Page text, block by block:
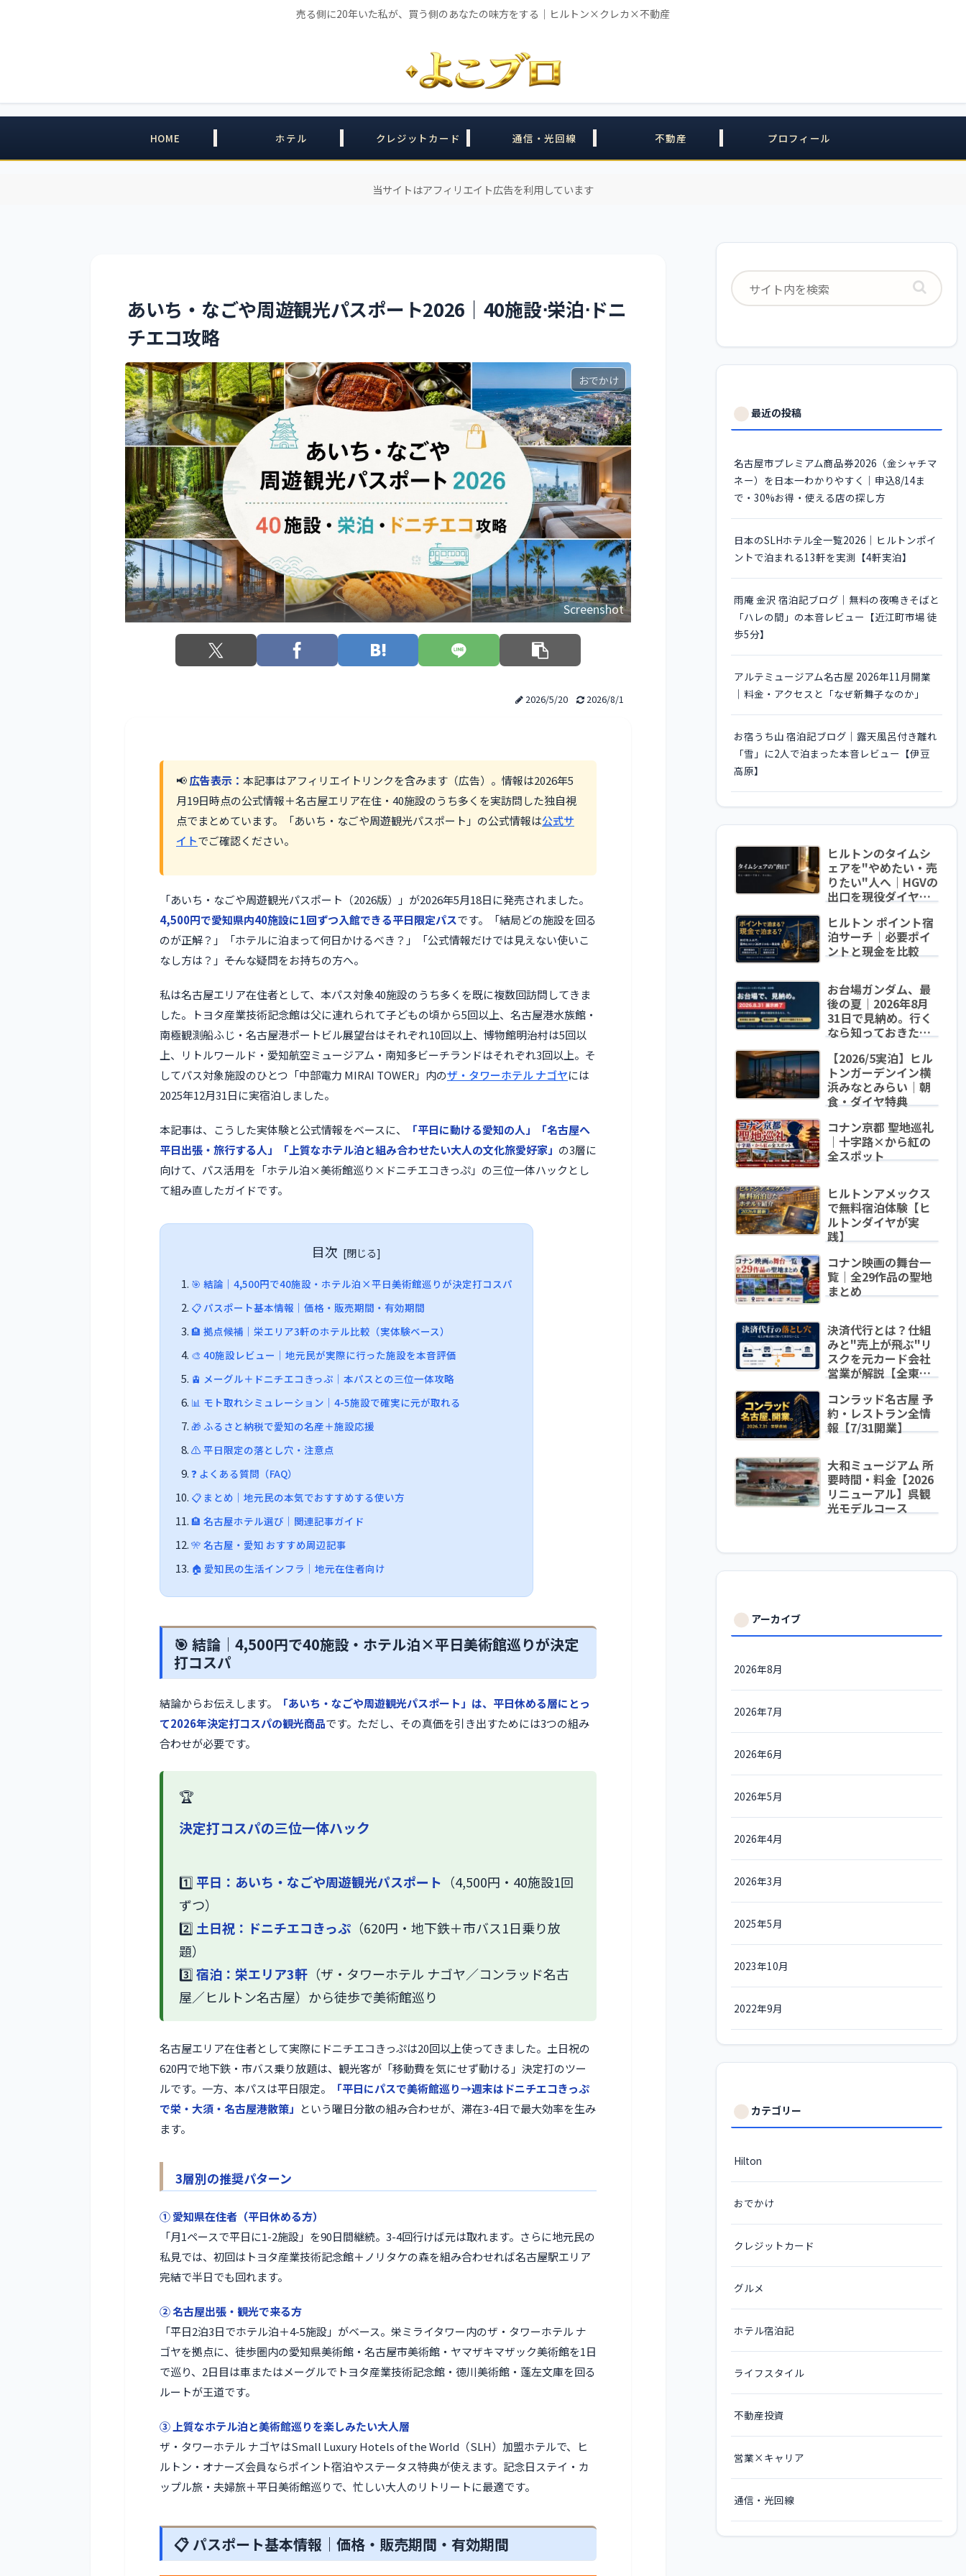
売る側に20年いた私が、買う側のあなたの味方をする｜ヒルトン×クレカ×不動産
HOME ホテル クレジットカード 通信・光回線 不動産 プロフィール
当サイトはアフィリエイト広告を利用しています
あいち・なごや周遊観光パスポート2026｜40施設⋅栄泊⋅ドニ
チエコ攻略
おでかけ
Screenshot
2026/5/20 2026/8/1
📢広告表示： 本記事はアフィリエイトリンクを含みます（広告）。情報は2026年5
月19日時点の公式情報＋名古屋エリア在住・40施設のうち多くを実訪問した独自視
点でまとめています。「あいち・なごや周遊観光パスポート」の公式情報は公式サ
イトでご確認ください。
「あいち・なごや周遊観光パスポート（2026版）」が2026年5月18日に発売されました。
4,500円で愛知県内40施設に1回ずつ入館できる平日限定パスです。「結局どの施設を回る
のが正解？」「ホテルに泊まって何日かけるべき？」「公式情報だけでは見えない使いこ
なし方は？」――そんな疑問をお持ちの方へ。
私は名古屋エリア在住者として、本パス対象40施設のうち多くを既に複数回訪問してきま
した。トヨタ産業技術記念館は父に連れられて子どもの頃から5回以上、名古屋港水族館・
南極観測船ふじ・名古屋港ポートビル展望台はそれぞれ10回以上、博物館明治村は5回以
上、リトルワールド・愛知航空ミュージアム・南知多ビーチランドはそれぞれ3回以上。そ
してパス対象施設のひとつ「中部電力 MIRAI TOWER」内のザ・タワーホテル ナゴヤには
2025年12月31日に実宿泊しました。
本記事は、こうした実体験と公式情報をベースに、
「平日に動ける愛知の人」「名古屋へ
平日出張・旅行する人」「上質なホテル泊と組み合わせたい大人の文化旅愛好家」 の3層に
向けて、パス活用を「ホテル泊×美術館巡り×ドニチエコきっぷ」の三位一体ハックとし
て組み直したガイドです。
目次
🎯 結論｜4,500円で40施設・ホテル泊×平日美術館巡りが決定打コスパ
📋 パスポート基本情報｜価格・販売期間・有効期間
🏨 拠点候補｜栄エリア3軒のホテル比較（実体験ベース）
🎨 40施設レビュー｜地元民が実際に行った施設を本音評価
🚊 メーグル＋ドニチエコきっぷ｜本パスとの三位一体攻略
📊 モト取れシミュレーション｜4-5施設で確実に元が取れる
🎁 ふるさと納税で愛知の名産＋施設応援
⚠️ 平日限定の落とし穴・注意点
❓ よくある質問（FAQ）
📋 まとめ｜地元民の本気でおすすめする使い方
🏨 名古屋ホテル選び｜関連記事ガイド
🎌 名古屋・愛知 おすすめ周辺記事
🏠 愛知民の生活インフラ｜地元在住者向け
🎯 結論｜4,500円で40施設・ホテル泊×平日美術館巡りが決定
打コスパ
結論からお伝えします。
「あいち・なごや周遊観光パスポート」は、平日休める層にとっ
て2026年決定打コスパの観光商品です。ただし、その真価を引き出すためには3つの組み
合わせが必要です。
🏆
決定打コスパの三位一体ハック
1️⃣平日：あいち・なごや周遊観光パスポート （4,500円・40施設1回
ずつ）
2️⃣ 土日祝：ドニチエコきっぷ （620円・地下鉄＋市バス1日乗り放
題）
3️⃣宿泊：栄エリア3軒 （ザ・タワーホテル ナゴヤ／コンラッド名古
屋／ヒルトン名古屋）から徒歩で美術館巡り
名古屋エリア在住者として実際にドニチエコきっぷは20回以上使ってきました。土日祝の
620円で地下鉄・市バス乗り放題は、観光客が「移動費を気にせず動ける」決定打のツー
ルです。一方、本パスは平日限定。
「平日にパスで美術館巡り→週末はドニチエコきっぷ
で栄・大須・名古屋港散策」 という曜日分散の組み合わせが、滞在3-4日で最大効率を生み
ます。
3層別の推奨パターン
① 愛知県在住者（平日休める方）
「月1ペースで平日に1-2施設」を90日間継続。3-4回行けば元は取れます。さらに地元民の
私見では、初回はトヨタ産業技術記念館＋ノリタケの森を組み合わせれば名古屋駅エリア
完結で半日でも回れます。
② 名古屋出張・観光で来る方
「平日2泊3日でホテル泊＋4-5施設」がベース。栄ミライタワー内のザ・タワーホテル ナ
ゴヤを拠点に、徒歩圏内の愛知県美術館・名古屋市美術館・ヤマザキマザック美術館を1日
で巡り、2日目は車またはメーグルでトヨタ産業技術記念館・徳川美術館・蓬左文庫を回る
ルートが王道です。
③ 上質なホテル泊と美術館巡りを楽しみたい大人層
ザ・タワーホテル ナゴヤはSmall Luxury Hotels of the World（SLH）加盟ホテルで、ヒ
ルトン・オナーズ会員ならポイント宿泊やステータス特典が使えます。記念日ステイ・カ
ップル旅・夫婦旅＋平日美術館巡りで、忙しい大人のリトリートに最適です。
📋 パスポート基本情報｜価格・販売期間・有効期間
最近の投稿
名古屋市プレミアム商品券2026（金シャチマ
ネー）を日本一わかりやすく｜申込8/14ま
で・30%お得・使える店の探し方
日本のSLHホテル全一覧2026｜ヒルトンポイ
ントで泊まれる13軒を実測【4軒実泊】
雨庵 金沢 宿泊記ブログ｜無料の夜鳴きそばと
「ハレの間」の本音レビュー【近江町市場 徒
歩5分】
アルテミュージアム名古屋 2026年11月開業
｜料金・アクセスと「なぜ新舞子なのか」
お宿うち山 宿泊記ブログ｜露天風呂付き離れ
「雪」に2人で泊まった本音レビュー【伊豆
高原】
ヒルトンのタイムシ
ェアを"やめたい・売
りたい"人へ｜HGVの
出口を現役ダイヤが
ヒルトン ポイント宿
泊サーチ｜必要ポイ
ントと現金を比較
お台場ガンダム、最
後の夏｜2026年8月
31日で見納め。行く
なら知っておきたい
まり方
【2026/5実泊】ヒル
トンガーデンイン横
浜みなとみらい｜朝
食・ダイヤ特典
コナン京都 聖地巡礼
｜十字路×から紅の
全スポット
ヒルトンアメックス
で無料宿泊体験【ヒ
ルトンダイヤが実
践】
コナン映画の舞台一
覧｜全29作品の聖地
まとめ
決済代行とは？仕組
みと"売上が飛ぶ"リ
スクを元カード会社
営業が解説【全東信
コンラッド名古屋 予
約・レストラン全情
報【7/31開業】
大和ミュージアム 所
要時間・料金【2026
リニューアル】呉観
光モデルコース
アーカイブ
2026年8月
2026年7月
2026年6月
2026年5月
2026年4月
2026年3月
2025年5月
2023年10月
2022年9月
カテゴリー
Hilton
おでかけ
クレジットカード
グルメ
ホテル宿泊記
ライフスタイル
不動産投資
営業×キャリア
通信・光回線